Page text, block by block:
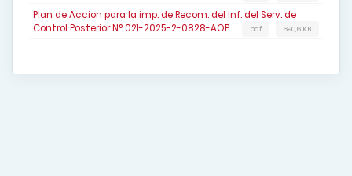
Plan de Accion para la imp. de Recom. del Inf. del Serv. de
Control Posterior N° 021-2025-2-0828-AOP
690,6 KB
pdf